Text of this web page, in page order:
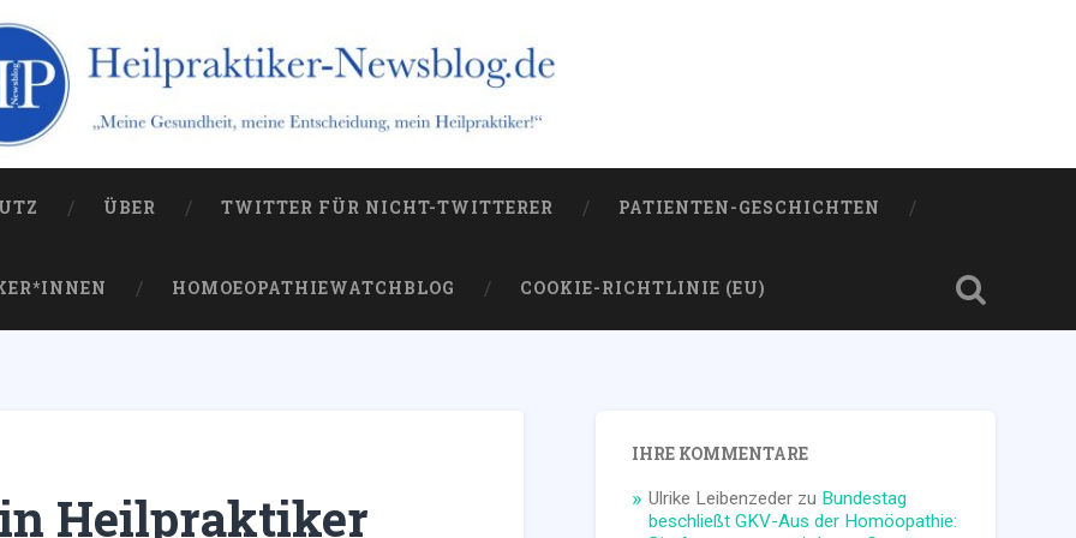
Kampagne gegen sie
ÜBER TWITTER FÜR NICHT-TWITTERER PATIENTEN-GESCHICHTEN
HOMOEOPATHIEWATCHBLOG COOKIE-RICHTLINIE (EU)
Heilpraktiker
IHRE KOMMENTARE
Ulrike Leibenzeder zu Bundestag
beschließt GKV-Aus der Homöopathie: